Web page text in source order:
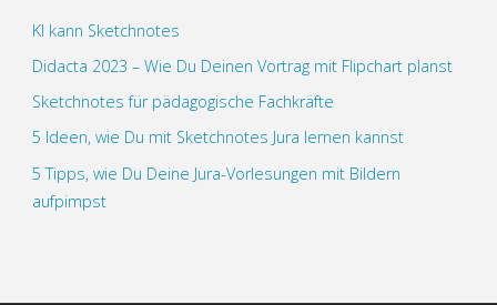
KI kann Sketchnotes
Didacta 2023 – Wie Du Deinen Vortrag mit Flipchart planst
Sketchnotes für pädagogische Fachkräfte
5 Ideen, wie Du mit Sketchnotes Jura lernen kannst
5 Tipps, wie Du Deine Jura-Vorlesungen mit Bildern
aufpimpst